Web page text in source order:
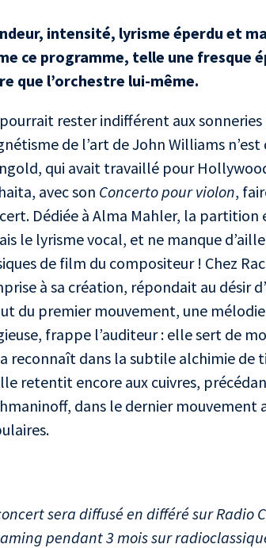
intensité, lyrisme éperdu et
ce programme, telle une fresque
que l’orchestre lui-même.
rester indifférent aux sonneries
de l’art de John Williams n’est
qui avait travaillé pour
avec son Concerto pour violon,
Dédiée à Alma Mahler, la partition
le lyrisme vocal, et ne manque
de film du compositeur ! Chez
à sa création, répondait au désir
du premier mouvement, une
frappe l’auditeur : elle sert de
reconnaît dans la subtile alchimie de
retentit encore aux cuivres,
dans le dernier mouvement
sera diffusé en différé sur Radio
pendant 3 mois sur